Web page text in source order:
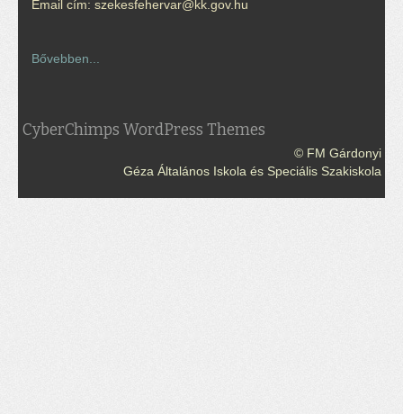
Email cím: szekesfehervar@kk.gov.hu
Bővebben...
CyberChimps WordPress Themes
© FM Gárdonyi
Géza Általános Iskola és Speciális Szakiskola